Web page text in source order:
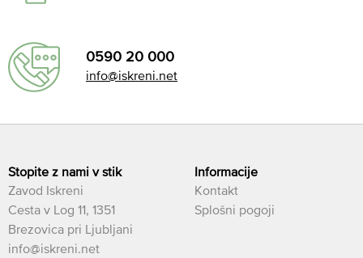
0590 20 000
info@iskreni.net
Stopite z nami v stik
Zavod Iskreni
Cesta v Log 11, 1351
Brezovica pri Ljubljani
info@iskreni.net
Informacije
Kontakt
Splošni pogoji